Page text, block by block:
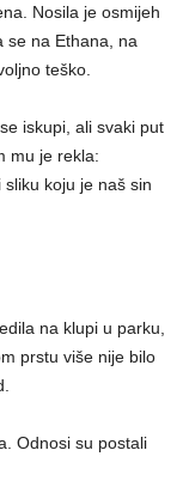
Nosila je osmijeh
se na Ethana, na
teško.
iskupi, ali svaki put
mu je rekla:
sliku koju je naš sin
na klupi u parku,
prstu više nije bilo
Odnosi su postali